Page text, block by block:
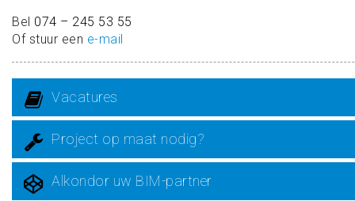
Bel 074 – 245 53 55
Of stuur een e-mail
Vacatures
Project op maat nodig?
Alkondor uw BIM-partner